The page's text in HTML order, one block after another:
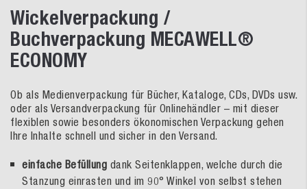
Wickelverpackung /
Buchverpackung MECAWELL®
ECONOMY
Ob als Medienverpackung für Bücher, Kataloge, CDs, DVDs usw.
oder als Versandverpackung für Onlinehändler – mit dieser
flexiblen sowie besonders ökonomischen Verpackung gehen
Ihre Inhalte schnell und sicher in den Versand.
einfache Befüllung dank Seitenklappen, welche durch die
Stanzung einrasten und im 90° Winkel von selbst stehen